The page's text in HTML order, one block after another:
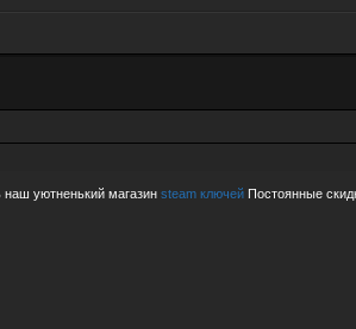
уютненький магазин steam ключейПостоянные